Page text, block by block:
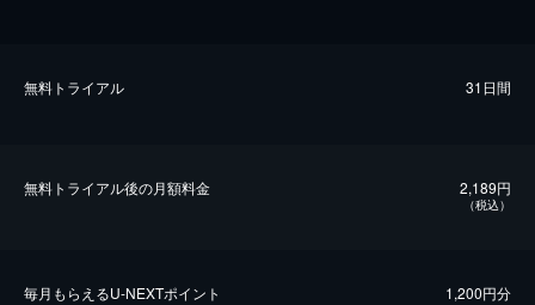
無料トライアル 31日間
無料トライアル後の⽉額料金 2,189円
（税込）
毎⽉もらえるU-NEXTポイント 1,200円分